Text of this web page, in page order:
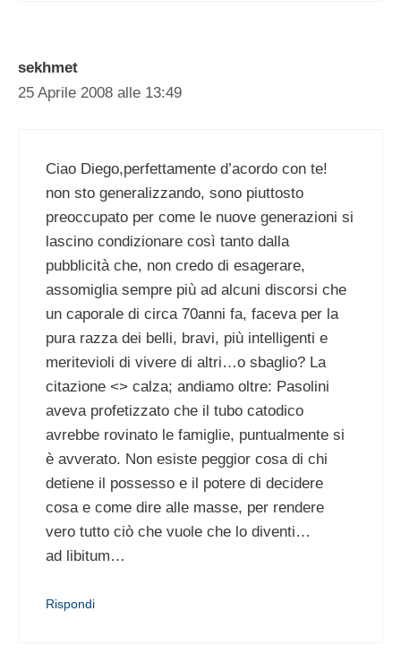
sekhmet
25 Aprile 2008 alle 13:49
Ciao Diego,perfettamente d’acordo con te!
non sto generalizzando, sono piuttosto
preoccupato per come le nuove generazioni si
lascino condizionare così tanto dalla
pubblicità che, non credo di esagerare,
assomiglia sempre più ad alcuni discorsi che
un caporale di circa 70anni fa, faceva per la
pura razza dei belli, bravi, più intelligenti e
meritevioli di vivere di altri…o sbaglio? La
citazione <> calza; andiamo oltre: Pasolini
aveva profetizzato che il tubo catodico
avrebbe rovinato le famiglie, puntualmente si
è avverato. Non esiste peggior cosa di chi
detiene il possesso e il potere di decidere
cosa e come dire alle masse, per rendere
vero tutto ciò che vuole che lo diventi…
ad libitum…
Rispondi